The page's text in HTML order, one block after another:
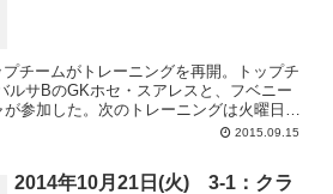
チームがトレーニングを再開。トップチ
ルサBのGKホセ・スアレスと、フベニー
参加した。次のトレーニングは火曜日試
2015.09.15
2014年10月21日(火) 3-1：クラ